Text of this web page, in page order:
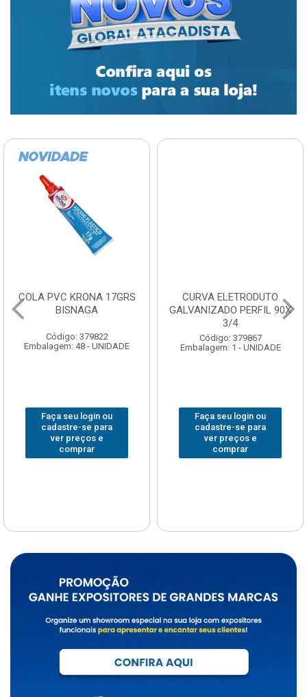
COLA PVC KRONA 17GRS
BISNAGA
Código: 379822
Embalagem: 48 - UNIDADE
Faça seu login ou
cadastre-se para
ver preços e
comprar
CURVA ELETRODUTO
GALVANIZADO PERFIL 90X
3/4
Código: 379867
Embalagem: 1 - UNIDADE
Faça seu login ou
cadastre-se para
ver preços e
comprar